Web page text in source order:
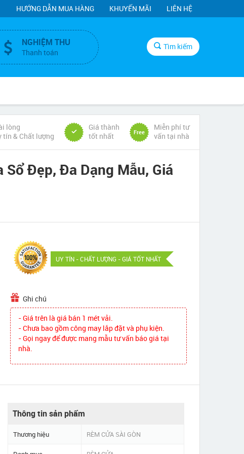
HƯỚNG DẪN MUA HÀNG KHUYẾN MÃI LIÊN HỆ
NGHIỆM THU
Thanh toán
Tìm kiếm
lòng
tín & Chất lượng
Giá thành
tốt nhất
Free
Miễn phí tư
vấn tại nhà
Sổ Đẹp, Đa Dạng Mẫu, Giá
UY TÍN - CHẤT LƯỢNG - GIÁ TỐT NHẤT
Ghi chú
- Giá trên là giá bán 1 mét vải.
- Chưa bao gồm công may lắp đặt và phụ kiện.
- Gọi ngay để được mang mẫu tư vấn báo giá tại
nhà.
Thông tin sản phẩm
Thương hiệu RÈM CỬA SÀI GÒN